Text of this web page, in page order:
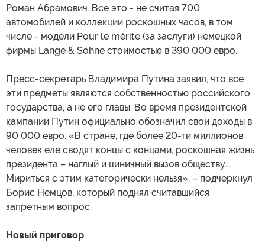
Роман Абрамович. Все это - не считая 700
автомобилей и коллекции роскошных часов, в том
числе - модели Pour le mérite (за заслуги) немецкой
фирмы Lange & Söhne стоимостью в 390 000 евро.
Пресс-секретарь Владимира Путина заявил, что все
эти предметы являются собственностью российского
государства, а не его главы. Во время президентской
кампании Путин официально обозначил свои доходы в
90 000 евро. «В стране, где более 20-ти миллионов
человек еле сводят концы с концами, роскошная жизнь
президента – наглый и циничный вызов обществу...
Мириться с этим категорически нельзя», – подчеркнул
Борис Немцов, который поднял считавшийся
запретным вопрос.
Новый приговор